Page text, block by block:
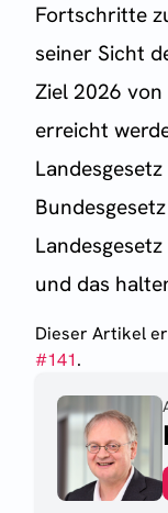
Fortschritte
seiner Sicht
Ziel 2026
erreicht
und das
Dieser Artikel
#141.